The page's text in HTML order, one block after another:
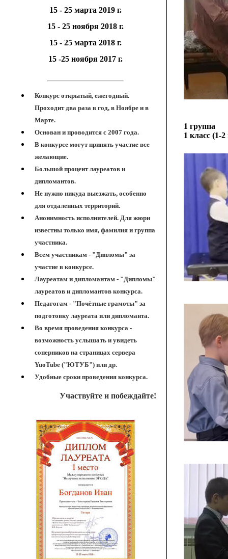
15 - 25 марта 2019 г.
15 - 25 ноября 2018 г.
15 - 25 марта 2018 г.
15 -25 ноября 2017 г.
Конкурс открытый, ежегодный.
Проходит два раза в год, в Ноябре и в
Марте.
Основан и проводится с 2007 года.
В конкурсе могут принять участие все
желающие.
Большой процент лауреатов и
дипломантов.
Не нужно никуда выезжать, особенно
для отдаленных территорий.
Анонимность исполнителей. Для жюри
известны только имя, фамилия и группа
участника.
Всем участникам - "Дипломы" за
участие в конкурсе.
Лауреатам и дипломантам - "Дипломы"
лауреатов и дипломантов конкурса.
Педагогам - "Почётные грамоты" за
подготовку лауреата или дипломанта.
Во время проведения конкурса -
возможность услышать и увидеть
соперников на страницах сервера
YuoTube ("ЮТУБ") или др.
Удобные сроки проведения конкурса.
Участвуйте и побеждайте!
1 группа
1 класс (1-